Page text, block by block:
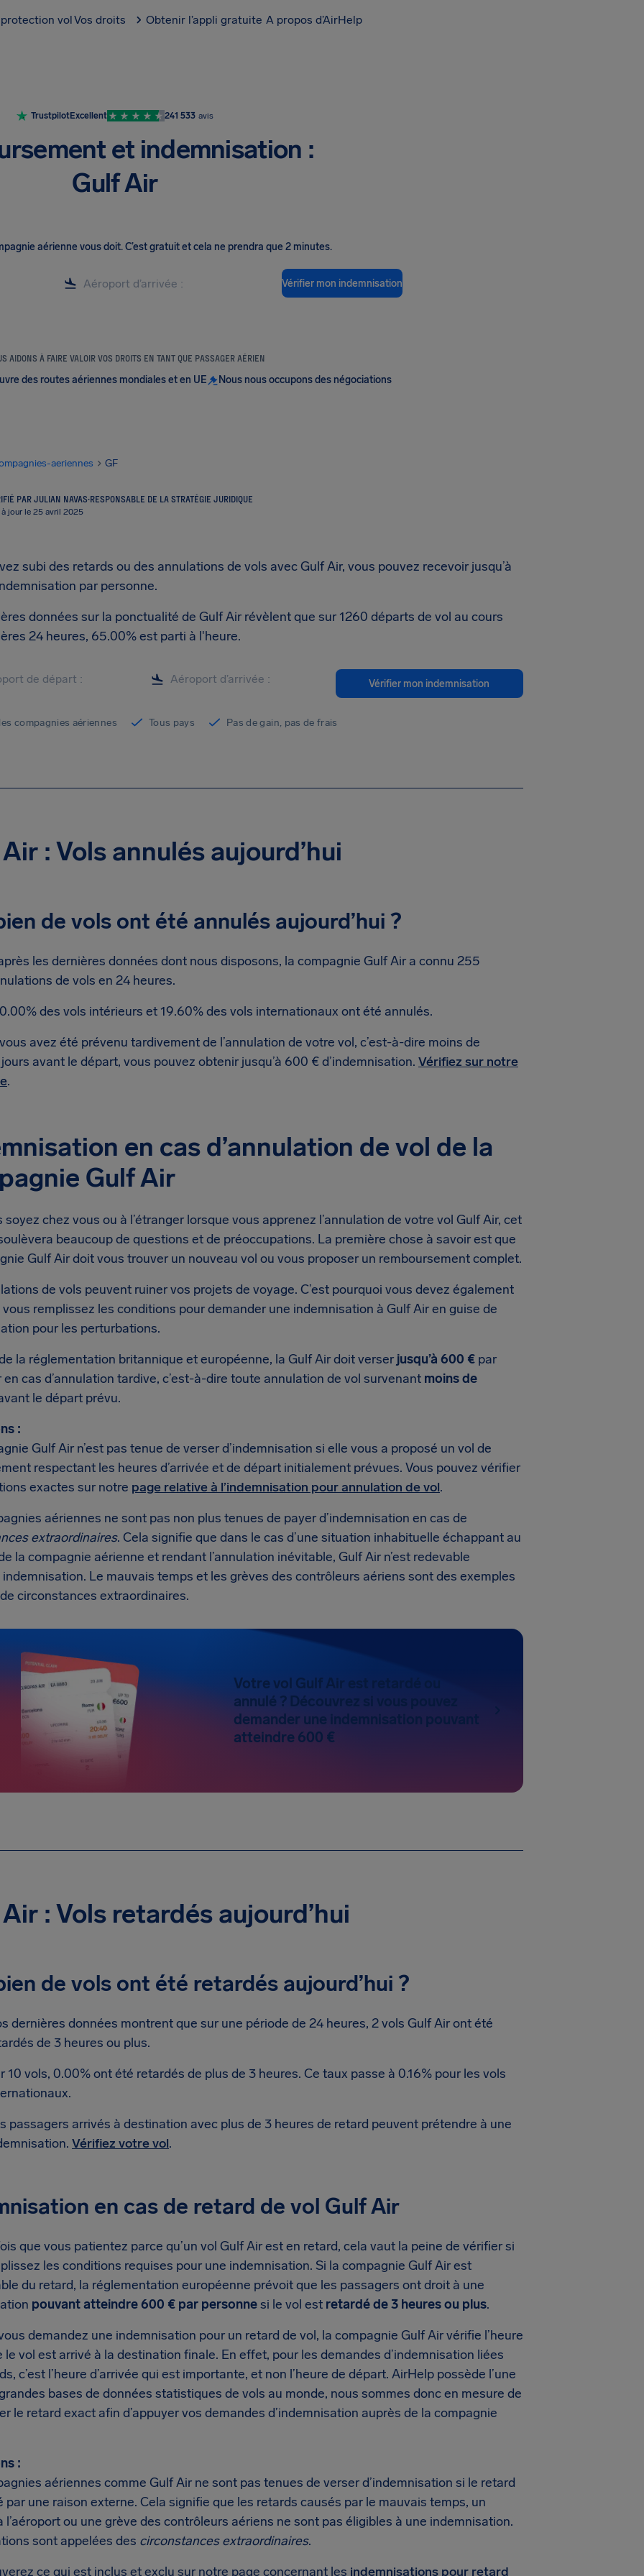
volVos droits Obtenir l’appli gratuite A propos d’AirHelp
TrustpilotExcellent 241 533 avis
et indemnisation :
Gulf Air
aérienne vous doit.C’est gratuit et cela ne prendra que 2 minutes.
Vérifier mon indemnisation
AIDONS À FAIRE VALOIR VOS DROITS EN TANT QUE PASSAGER AÉRIEN
des routes aériennes mondiales et en UE Nous nous occupons des négociations
aeriennes GF
PAR JULIAN NAVAS·RESPONSABLE DE LA STRATÉGIE JURIDIQUE
jour le 25 avril 2025
subi des retards ou des annulations de vols avec Gulf Air, vous pouvez recevoir jusqu’à
par personne.
données sur la ponctualité de Gulf Air révèlent que sur 1260 départs de vol au cours
24 heures, 65.00% est parti à l'heure.
Vérifier mon indemnisation
compagnies aériennes Tous pays Pas de gain, pas de frais
: Vols annulés aujourd’hui
de vols ont été annulés aujourd’hui ?
les dernières données dont nous disposons, la compagnie Gulf Air a connu 255
de vols en 24 heures.
des vols intérieurs et 19.60% des vols internationaux ont été annulés.
avez été prévenu tardivement de l’annulation de votre vol, c’est-à-dire moins de
jours avant le départ, vous pouvez obtenir jusqu’à 600 € d’indemnisation. Vérifiez sur notre
.
en cas d’annulation de vol de la
Gulf Air
soyez chez vous ou à l’étranger lorsque vous apprenez l’annulation de votre vol Gulf Air, cet
beaucoup de questions et de préoccupations. La première chose à savoir est que
Gulf Air doit vous trouver un nouveau vol ou vous proposer un remboursement complet.
de vols peuvent ruiner vos projets de voyage. C’est pourquoi vous devez également
remplissez les conditions pour demander une indemnisation à Gulf Air en guise de
pour les perturbations.
la réglementation britannique et européenne, la Gulf Air doit verser jusqu’à 600 € par
cas d’annulation tardive, c’est-à-dire toute annulation de vol survenant moins de
le départ prévu.
:
Gulf Air n’est pas tenue de verser d’indemnisation si elle vous a proposé un vol de
respectant les heures d’arrivée et de départ initialement prévues. Vous pouvez vérifier
exactes sur notre page relative à l’indemnisation pour annulation de vol.
aériennes ne sont pas non plus tenues de payer d’indemnisation en cas de
extraordinaires. Cela signifie que dans le cas d’une situation inhabituelle échappant au
la compagnie aérienne et rendant l’annulation inévitable, Gulf Air n’est redevable
indemnisation. Le mauvais temps et les grèves des contrôleurs aériens sont des exemples
circonstances extraordinaires.
Votre vol Gulf Air est retardé ou
annulé ? Découvrez si vous pouvez
demander une indemnisation pouvant
atteindre 600 €
: Vols retardés aujourd’hui
de vols ont été retardés aujourd’hui ?
dernières données montrent que sur une période de 24 heures, 2 vols Gulf Air ont été
de 3 heures ou plus.
10 vols, 0.00% ont été retardés de plus de 3 heures. Ce taux passe à 0.16% pour les vols
passagers arrivés à destination avec plus de 3 heures de retard peuvent prétendre à une
Vérifiez votre vol.
en cas de retard de vol Gulf Air
que vous patientez parce qu’un vol Gulf Air est en retard, cela vaut la peine de vérifier si
les conditions requises pour une indemnisation. Si la compagnie Gulf Air est
du retard, la réglementation européenne prévoit que les passagers ont droit à une
pouvant atteindre 600 € par personnesi le vol est retardé de 3 heures ou plus.
demandez une indemnisation pour un retard de vol, la compagnie Gulf Air vérifie l’heure
le vol est arrivé à la destination finale. En effet, pour les demandes d’indemnisation liées
c’est l’heure d’arrivée qui est importante, et non l’heure de départ. AirHelp possède l’une
bases de données statistiques de vols au monde, nous sommes donc en mesure de
le retard exact afin d’appuyer vos demandes d’indemnisation auprès de la compagnie
:
aériennes comme Gulf Air ne sont pas tenues de verser d’indemnisation si le retard
par une raison externe. Cela signifie que les retards causés par le mauvais temps, un
l’aéroport ou une grève des contrôleurs aériens ne sont pas éligibles à une indemnisation.
sont appelées des circonstances extraordinaires.
ce qui est inclus et exclu sur notre page concernant les indemnisations pour retard